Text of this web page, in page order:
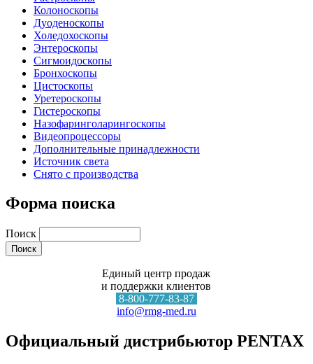
Колоноскопы
Дуоденоскопы
Холедохоскопы
Энтероскопы
Сигмоидоскопы
Бронхоскопы
Цистоскопы
Уретероскопы
Гистероскопы
Назофаринголарингоскопы
Видеопроцессоры
Дополнительные принадлежности
Источник света
Снято с производства
Форма поиска
Поиск
Единый центр продаж
и поддержки клиентов
8-800-777-83-87
info@rmg-med.ru
Официальный дистрибьютор PENTAX